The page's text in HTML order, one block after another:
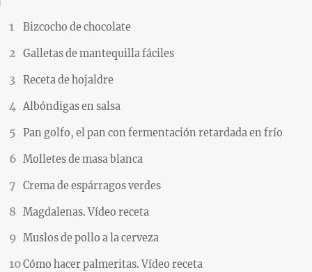
Bizcocho de chocolate
Galletas de mantequilla fáciles
Receta de hojaldre
Albóndigas en salsa
Pan golfo, el pan con fermentación retardada en frío
Molletes de masa blanca
Crema de espárragos verdes
Magdalenas. Vídeo receta
Muslos de pollo a la cerveza
Cómo hacer palmeritas. Vídeo receta